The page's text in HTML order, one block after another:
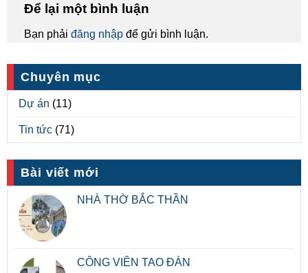
Để lại một bình luận
Bạn phải đăng nhập để gửi bình luận.
Chuyên mục
Dự án (11)
Tin tức (71)
Bài viết mới
NHÀ THỜ BẮC THẦN
CÔNG VIÊN TAO ĐÀN